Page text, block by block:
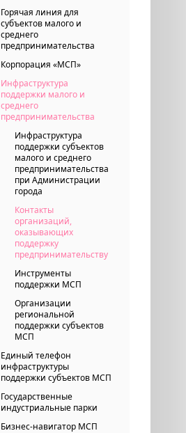
Горячая линия для
субъектов малого и
среднего
предпринимательства
Корпорация «МСП»
Инфраструктура
поддержки малого и
среднего
предпринимательства
Инфраструктура
поддержки субъектов
малого и среднего
предпринимательства
при Администрации
города
Контакты
организаций,
оказывающих
поддержку
предпринимательству
Инструменты
поддержки МСП
Организации
региональной
поддержки субъектов
МСП
Единый телефон
инфраструктуры
поддержки субъектов МСП
Государственные
индустриальные парки
Бизнес-навигатор МСП